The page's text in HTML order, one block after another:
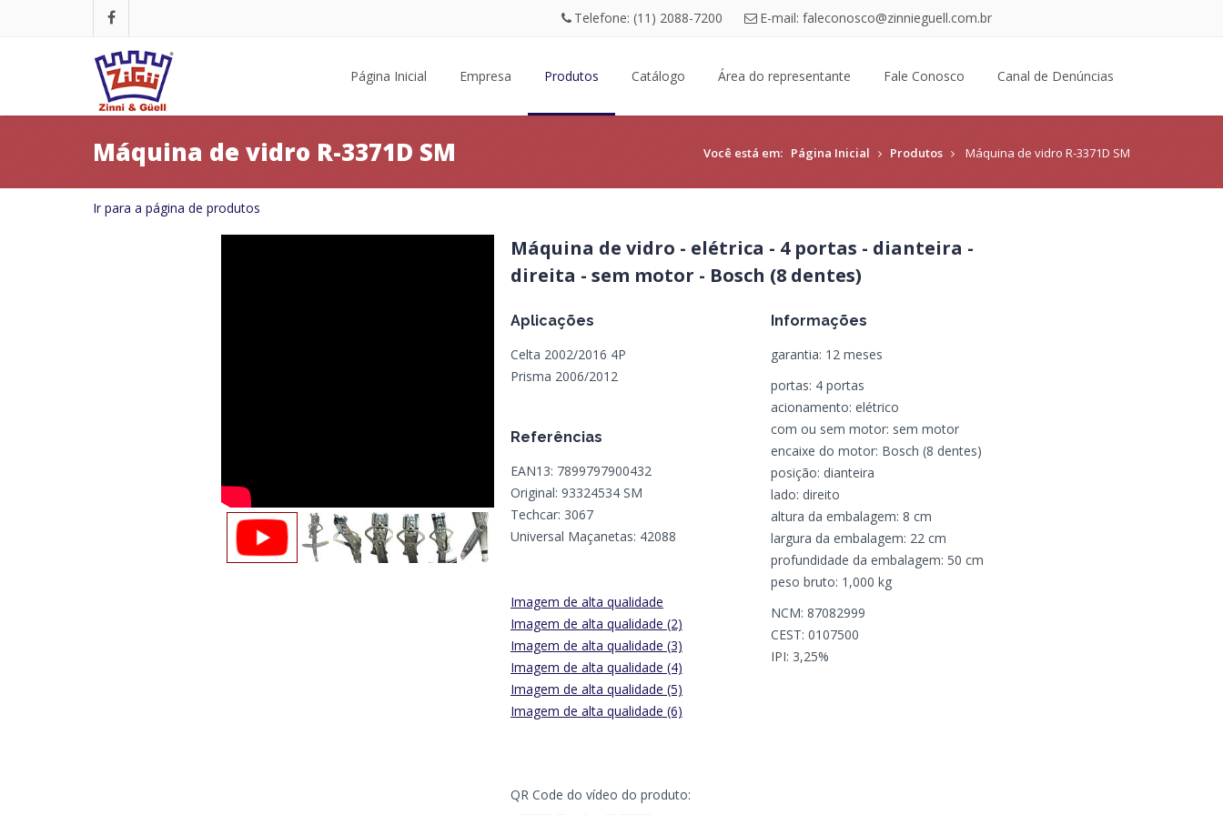
Telefone: (11) 2088-7200 E-mail: faleconosco@zinnieguell.com.br
Página Inicial Empresa Produtos Catálogo Área do representante Fale Conosco Canal de Denúncias
Máquina de vidro R-3371D SM Você está em: Página Inicial Produtos Máquina de vidro R-3371D SM
Ir para a página de produtos
Máquina de vidro - elétrica - 4 portas - dianteira -
direita - sem motor - Bosch (8 dentes)
Aplicações
Celta 2002/2016 4P
Prisma 2006/2012
Informações
garantia: 12 meses
portas: 4 portas
acionamento: elétrico
com ou sem motor: sem motor
encaixe do motor: Bosch (8 dentes)
posição: dianteira
lado: direito
altura da embalagem: 8 cm
largura da embalagem: 22 cm
profundidade da embalagem: 50 cm
peso bruto: 1,000 kg
NCM: 87082999
CEST: 0107500
IPI: 3,25%
Referências
EAN13: 7899797900432
Original: 93324534 SM
Techcar: 3067
Universal Maçanetas: 42088
Imagem de alta qualidade
Imagem de alta qualidade (2)
Imagem de alta qualidade (3)
Imagem de alta qualidade (4)
Imagem de alta qualidade (5)
Imagem de alta qualidade (6)
QR Code do vídeo do produto: